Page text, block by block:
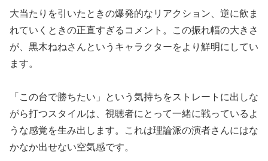
大当たりを引いたときの爆発的なリアクション、逆に飲ま
れていくときの正直すぎるコメント。この振れ幅の大きさ
が、黒木ねねさんというキャラクターをより鮮明にしてい
ます。
「この台で勝ちたい」という気持ちをストレートに出しな
がら打つスタイルは、視聴者にとって一緒に戦っているよ
うな感覚を生み出します。これは理論派の演者さんにはな
かなか出せない空気感です。